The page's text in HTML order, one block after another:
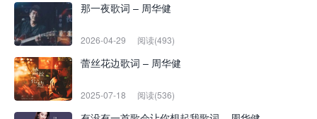
那一夜歌词 – 周华健
2026-04-29 阅读(493)
蕾丝花边歌词 – 周华健
2025-07-18 阅读(536)